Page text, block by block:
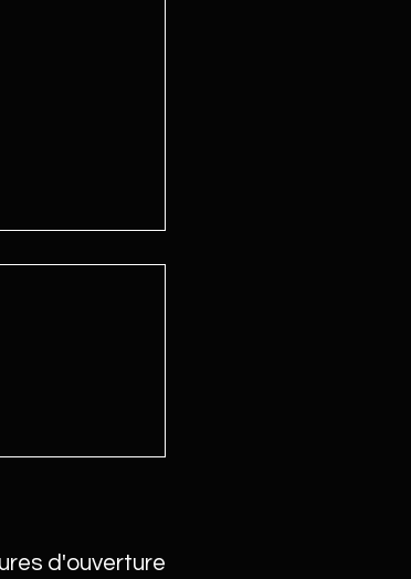
pellets
d'ouverture